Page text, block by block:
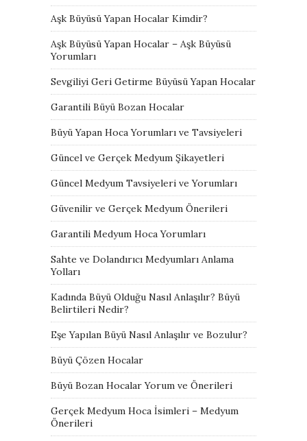
Aşk Büyüsü Yapan Hocalar Kimdir?
Aşk Büyüsü Yapan Hocalar – Aşk Büyüsü
Yorumları
Sevgiliyi Geri Getirme Büyüsü Yapan Hocalar
Garantili Büyü Bozan Hocalar
Büyü Yapan Hoca Yorumları ve Tavsiyeleri
Güncel ve Gerçek Medyum Şikayetleri
Güncel Medyum Tavsiyeleri ve Yorumları
Güvenilir ve Gerçek Medyum Önerileri
Garantili Medyum Hoca Yorumları
Sahte ve Dolandırıcı Medyumları Anlama
Yolları
Kadında Büyü Olduğu Nasıl Anlaşılır? Büyü
Belirtileri Nedir?
Eşe Yapılan Büyü Nasıl Anlaşılır ve Bozulur?
Büyü Çözen Hocalar
Büyü Bozan Hocalar Yorum ve Önerileri
Gerçek Medyum Hoca İsimleri – Medyum
Önerileri